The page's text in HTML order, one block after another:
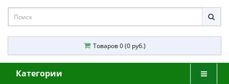
Товаров 0 (0 руб.)
Категории